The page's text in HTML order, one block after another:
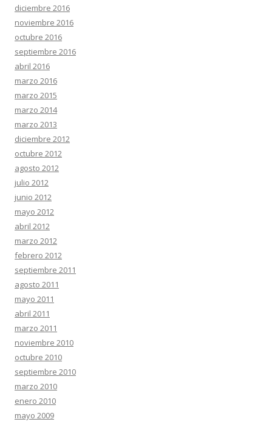
diciembre 2016
noviembre 2016
octubre 2016
septiembre 2016
abril 2016
marzo 2016
marzo 2015
marzo 2014
marzo 2013
diciembre 2012
octubre 2012
agosto 2012
julio 2012
junio 2012
mayo 2012
abril 2012
marzo 2012
febrero 2012
septiembre 2011
agosto 2011
mayo 2011
abril 2011
marzo 2011
noviembre 2010
octubre 2010
septiembre 2010
marzo 2010
enero 2010
mayo 2009